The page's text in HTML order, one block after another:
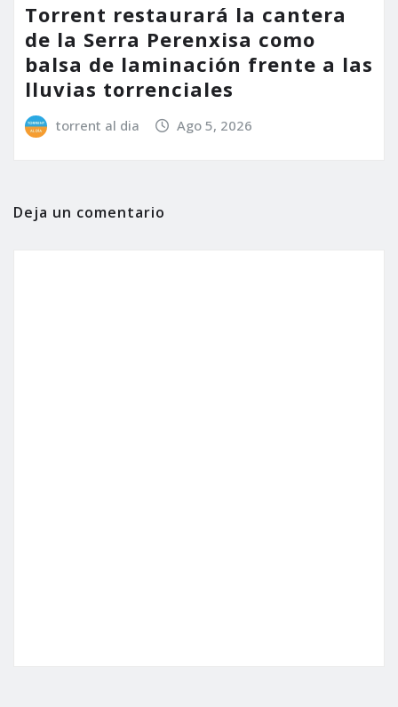
Torrent restaurará la cantera
de la Serra Perenxisa como
balsa de laminación frente a las
lluvias torrenciales
torrent al dia Ago 5, 2026
Deja un comentario